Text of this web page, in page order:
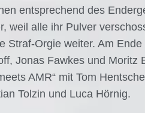
entsprechend des
weil alle ihr Pulver
Straf-Orgie weiter. Am
Jonas Fawkes und Moritz
AMR“ mit Tom
Tolzin und Luca Hörnig.